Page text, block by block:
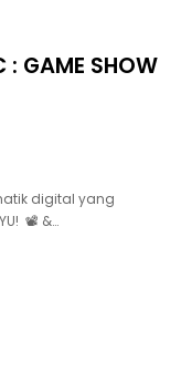
: GAME SHOW
digital yang
📽 &…